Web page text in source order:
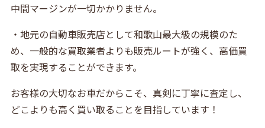
中間マージンが一切かかりません。
・地元の自動車販売店として和歌山最大級の規模のた
め、一般的な買取業者よりも販売ルートが強く、高価買
取を実現することができます。
お客様の大切なお車だからこそ、真剣に丁寧に査定し、
どこよりも高く買い取ることを目指しています！